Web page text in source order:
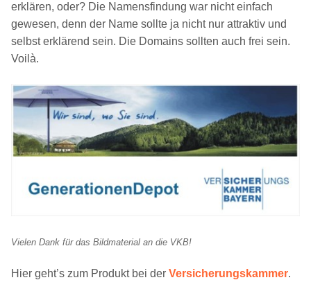
erklären, oder? Die Namensfindung war nicht einfach
gewesen, denn der Name sollte ja nicht nur attraktiv und
selbst erklärend sein. Die Domains sollten auch frei sein.
Voilà.
Vielen Dank für das Bildmaterial an die VKB!
Hier geht’s zum Produkt bei der Versicherungskammer.